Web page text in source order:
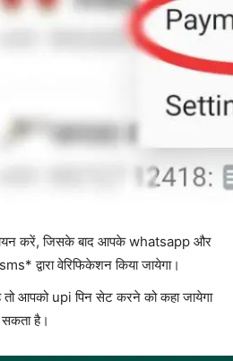
करें, जिसके बाद आपके whatsapp और
द्वारा वेरिफिकेशन किया जायेगा।
तो आपको upi पिन सेट करने को कहा जायेगा
सकता है।